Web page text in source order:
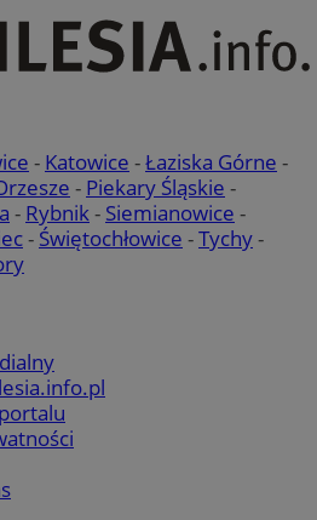
- Katowice -Łaziska Górne -
- Piekary Śląskie -
- Rybnik- Siemianowice -
- Świętochłowice -Tychy-